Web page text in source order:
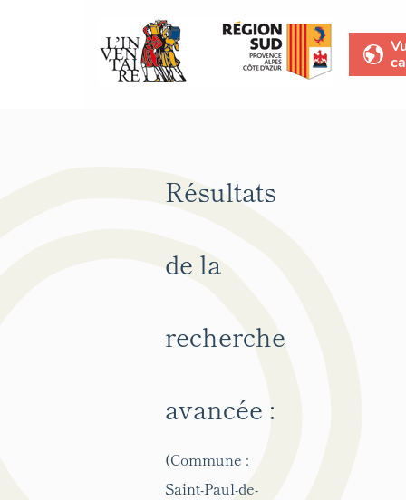
Résultats
de la
recherche
avancée :
(Commune :
Saint-Paul-de-